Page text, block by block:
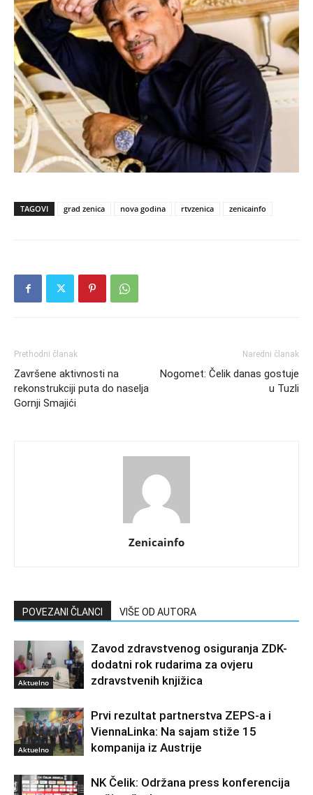
TAGOVI grad zenica nova godina rtvzenica zenicainfo
Prethodni članak
Završene aktivnosti na
rekonstrukciji puta do naselja
Gornji Smajići
Naredni članak
Nogomet: Čelik danas gostuje
u Tuzli
Zenicainfo
POVEZANI ČLANCI VIŠE OD AUTORA
Aktuelno
Zavod zdravstvenog osiguranja ZDK-
dodatni rok rudarima za ovjeru
zdravstvenih knjižica
Aktuelno
Prvi rezultat partnerstva ZEPS-a i
ViennaLinka: Na sajam stiže 15
kompanija iz Austrije
NK Čelik: Održana press konferencija